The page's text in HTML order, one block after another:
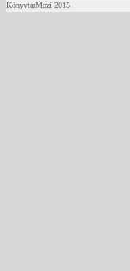
KönyvtárMozi 2015